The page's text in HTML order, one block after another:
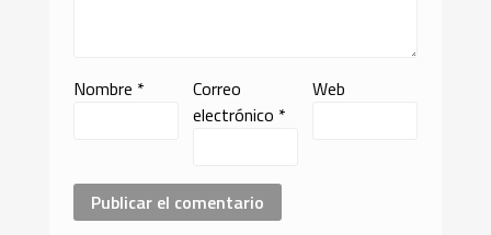
Nombre *
Correo
electrónico *
Web